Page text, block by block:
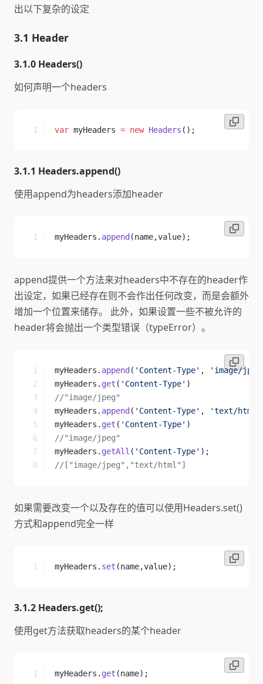
出以下复杂的设定
3.1 Header
3.1.0 Headers()
如何声明一个headers
var myHeaders = new Headers ();
3.1.1 Headers.append()
使用append为headers添加header
myHeaders. append (name,value);
append提供一个方法来对headers中不存在的header作
出设定，如果已经存在则不会作出任何改变，而是会额外
增加一个位置来储存。 此外，如果设置一些不被允许的
header将会抛出一个类型错误（typeError）。
myHeaders. append ( 'Content-Type' ,
'image/
myHeaders. get ( 'Content-Type' )
//"image/jpeg"
myHeaders. append ( 'Content-Type' , 'text/html'
myHeaders. get ( 'Content-Type' )
//"image/jpeg"
myHeaders. getAll ( 'Content-Type' );
//["image/jpeg","text/html"]
如果需要改变一个以及存在的值可以使用Headers.set()
方式和append完全一样
myHeaders. set (name,value);
3.1.2 Headers.get();
使用get方法获取headers的某个header
myHeaders. get (name);